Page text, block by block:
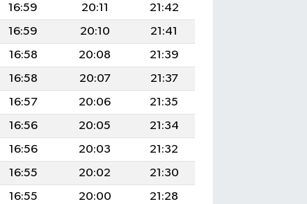
16:59 20:11
21:42
16:59 20:10
21:41
16:58 20:08
21:39
16:58 20:07
21:37
16:57 20:06
21:35
16:56 20:05
21:34
16:56 20:03
21:32
16:55 20:02
21:30
16:55 20:00
21:28